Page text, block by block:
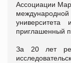
Ассоциации
приглашенный
За 20 лет